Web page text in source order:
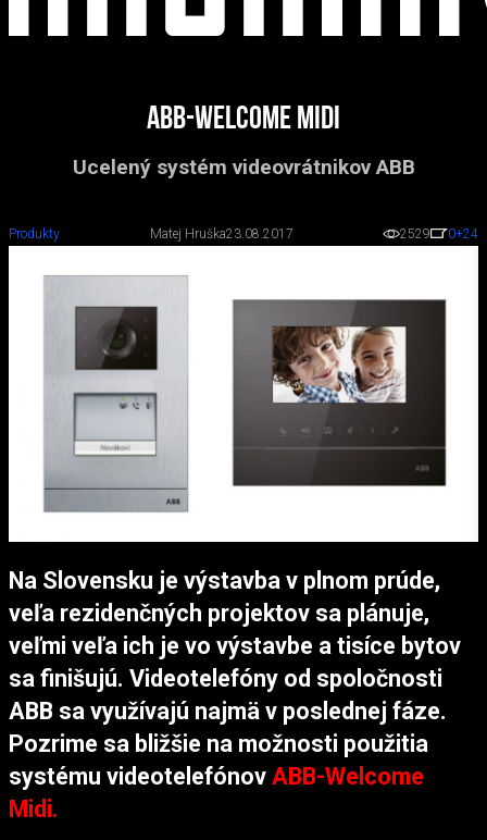
ABB-Welcome Midi
Ucelený systém videovrátnikov ABB
Produkty Matej Hruška23.08.2017 2529 0+24
Na Slovensku je výstavba v plnom prúde,
veľa rezidenčných projektov sa plánuje,
veľmi veľa ich je vo výstavbe a tisíce bytov
sa finišujú. Videotelefóny od spoločnosti
ABB sa využívajú najmä v poslednej fáze.
Pozrime sa bližšie na možnosti použitia
systému videotelefónov ABB-Welcome
Midi.